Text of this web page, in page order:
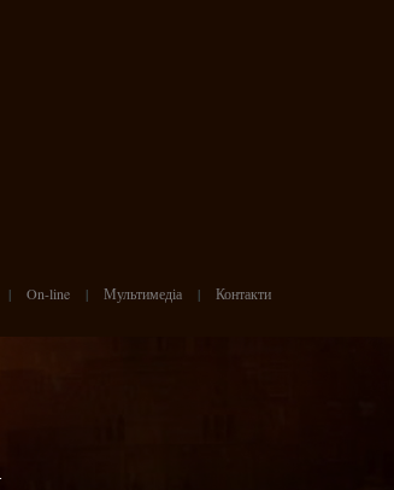
| On-line | Мультимедіа | Контакти